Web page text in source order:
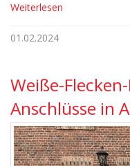
Weiterlesen
01.02.2024
Weiße-
Anschlüsse in